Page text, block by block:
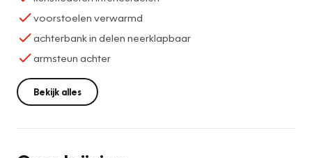
voorstoelen verwarmd
achterbank in delen neerklapbaar
armsteun achter
Bekijk alles